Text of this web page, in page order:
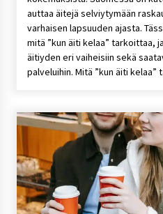
auttaa äitejä selviytymään
varhaisen lapsuuden ajasta.
mitä ”kun äiti kelaa” tarkoittaa,
äitiyden eri vaiheisiin sekä
palveluihin. Mitä ”kun äiti